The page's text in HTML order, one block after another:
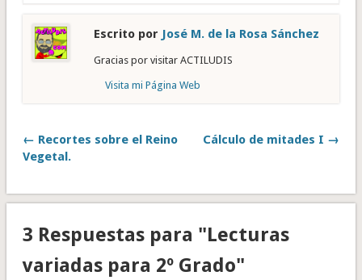
Escrito por José M. de la Rosa Sánchez
Gracias por visitar ACTILUDIS
Visita mi Página Web
← Recortes sobre el Reino
Vegetal.
Cálculo de mitades I →
3 Respuestas para "Lecturas
variadas para 2º Grado"